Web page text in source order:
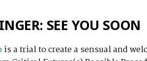
SEE YOU SOON
is a trial to create a sensual and